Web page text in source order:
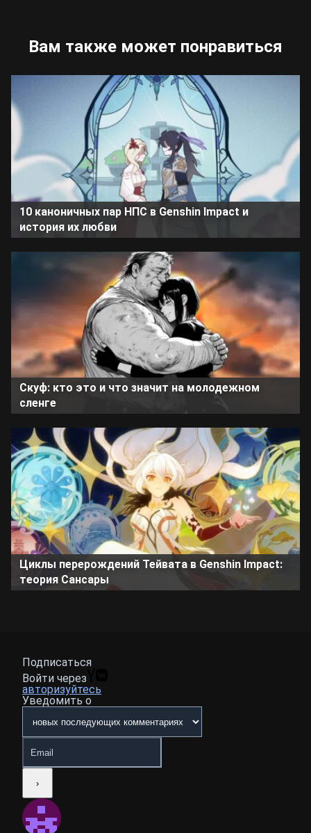
Вам также может понравиться
10 каноничных пар НПС в Genshin Impact и
история их любви
Скуф: кто это и что значит на молодежном
сленге
Циклы перерождений Тейвата в Genshin Impact:
теория Сансары
Подписаться
Войти через
авторизуйтесь
Уведомить о